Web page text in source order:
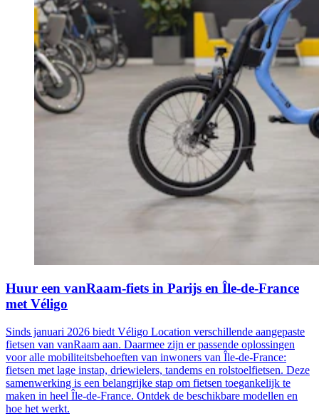
Huur een vanRaam-fiets in Parijs en Île-de-France
met Véligo
Sinds januari 2026 biedt Véligo Location verschillende aangepaste
fietsen van vanRaam aan. Daarmee zijn er passende oplossingen
voor alle mobiliteitsbehoeften van inwoners van Île-de-France:
fietsen met lage instap, driewielers, tandems en rolstoelfietsen. Deze
samenwerking is een belangrijke stap om fietsen toegankelijk te
maken in heel Île-de-France. Ontdek de beschikbare modellen en
hoe het werkt.